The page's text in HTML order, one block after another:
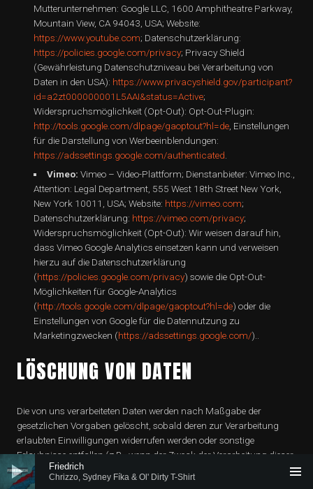
Mutterunternehmen: Google LLC, 1600 Amphitheatre Parkway,
Mountain View, CA 94043, USA; Website:
https://www.youtube.com; Datenschutzerklärung:
https://policies.google.com/privacy; Privacy Shield
(Gewährleistung Datenschutzniveau bei Verarbeitung von
Daten in den USA): https://www.privacyshield.gov/participant?
id=a2zt000000001L5AAI&status=Active;
Widerspruchsmöglichkeit (Opt-Out): Opt-Out-Plugin:
http://tools.google.com/dlpage/gaoptout?hl=de , Einstellungen
für die Darstellung von Werbeeinblendungen:
https://adssettings.google.com/authenticated
Vimeo: Vimeo – Video-Plattform; Dienstanbieter: Vimeo Inc.,
Attention: Legal Department, 555 West 18th Street New York,
New York 10011, USA; Website: https://vimeo.com;
Datenschutzerklärung: https://vimeo.com/privacy;
Widerspruchsmöglichkeit (Opt-Out): Wir weisen darauf hin,
dass Vimeo Google Analytics einsetzen kann und verweisen
hierzu auf die Datenschutzerklärung
(https://policies.google.com/privacy) sowie die Opt-Out-
Möglichkeiten für Google-Analytics
(http://tools.google.com/dlpage/gaoptout?hl=de) oder die
Einstellungen von Google für die Datennutzung zu
Marketingzwecken (https://adssettings.google.com/)..
LÖSCHUNG VON DATEN
Die von uns verarbeiteten Daten werden nach Maßgabe der
gesetzlichen Vorgaben gelöscht, sobald deren zur Verarbeitung
erlaubten Einwilligungen widerrufen werden oder sonstige
Erlaubnisse entfallen (z.B., wenn der Zweck der Verarbeitung dieser
Daten entfallen ist oder sie für den Zweck nicht erforderlich sind).
Player
Chrizzo, Sydney Fíka & Ol' Dirty T-Shirt
Friedrich